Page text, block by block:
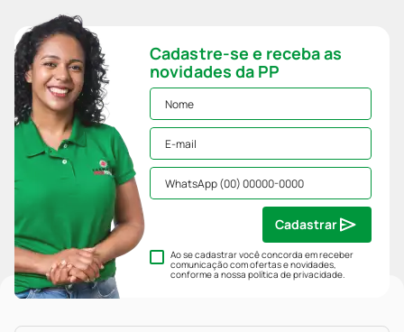
Cadastre-se e receba as
novidades da PP
Ao se cadastrar você concorda em receber
comunicação com ofertas e novidades,
conforme a nossapolítica de privacidade.
Cadastrar